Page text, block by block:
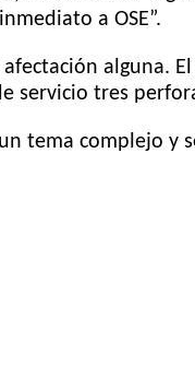
a OSE”.
alguna. El
servicio tres
tema complejo y